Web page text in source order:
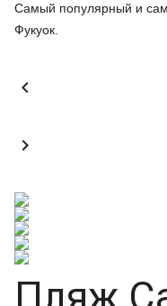
Самый популярный и
Фукуок.

